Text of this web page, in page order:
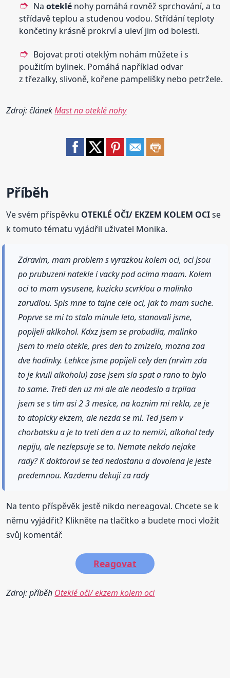
Naoteklé nohy pomáhá rovněž sprchování, a to
střídavě teplou a studenou vodou. Střídání teploty
končetiny krásně prokrví a uleví jim od bolesti.
Bojovat proti oteklým nohám můžete i s
použitím bylinek. Pomáhá například odvar
z třezalky, slivoně, kořene pampelišky nebo petržele.
Zdroj: článekMast na oteklé nohy
Příběh
Ve svém příspěvku OTEKLÉ OČI/ EKZEM KOLEM OCIse
k tomuto tématu vyjádřil uživatel Monika.
Zdravim, mam problem s vyrazkou kolem oci, oci jsou
po prubuzeni natekle i vacky pod ocima maam. Kolem
oci to mam vysusene, kuzicku scvrklou a malinko
zarudlou. Spis mne to tajne cele oci, jak to mam suche.
Poprve se mi to stalo minule leto, stanovali jsme,
popijeli aklkohol. Kdxz jsem se probudila, malinko
jsem to mela otekle, pres den to zmizelo, mozna zaa
dve hodinky. Lehkce jsme popijeli cely den (nrvim zda
to je kvuli alkoholu) zase jsem sla spat a rano to bylo
to same. Treti den uz mi ale ale neodeslo a trpilaa
jsem se s tim asi 2 3 mesice, na koznim mi rekla, ze je
to atopicky ekzem, ale nezda se mi. Ted jsem v
chorbatsku a je to treti den a uz to nemizi, alkohol tedy
nepiju, ale nezlepsuje se to. Nemate nekdo nejake
rady? K doktorovi se ted nedostanu a dovolena je jeste
predemnou. Kazdemu dekuji za rady
Na tento příspěvěk jestě nikdo nereagoval. Chcete se k
němu vyjádřit? Klikněte na tlačítko a budete moci vložit
svůj komentář.
Reagovat
Zdroj: příběh Oteklé oči/ ekzem kolem oci